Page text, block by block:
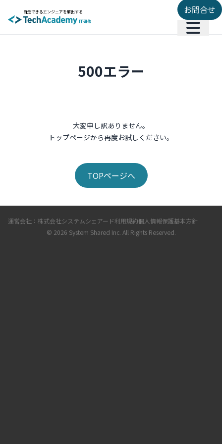
自走できるエンジニアを輩出する お問合せ
500エラー
大変申し訳ありません。
トップページから再度お試しください。
TOPページへ
運営会社：株式会社システムシェアード利用規約個人情報保護基本方針
© 2026 System Shared Inc. All Rights Reserved.